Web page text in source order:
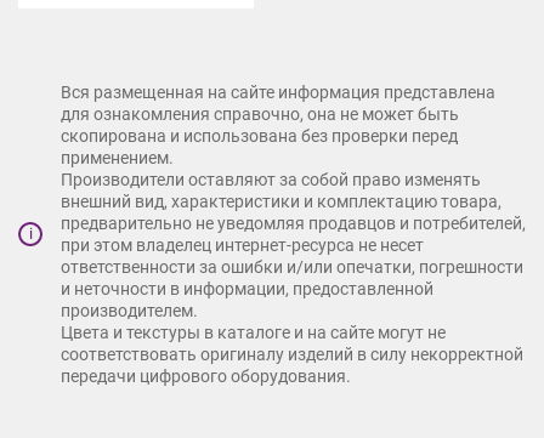
i
Вся размещенная на сайте информация представлена
для ознакомления справочно, она не может быть
скопирована и использована без проверки перед
применением.
Производители оставляют за собой право изменять
внешний вид, характеристики и комплектацию товара,
предварительно не уведомляя продавцов и потребителей,
при этом владелец интернет-ресурса не несет
ответственности за ошибки и/или опечатки, погрешности
и неточности в информации, предоставленной
производителем.
Цвета и текстуры в каталоге и на сайте могут не
соответствовать оригиналу изделий в силу некорректной
передачи цифрового оборудования.